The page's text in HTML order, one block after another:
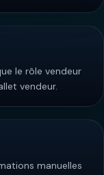
le rôle vendeur
vendeur.
manuelles